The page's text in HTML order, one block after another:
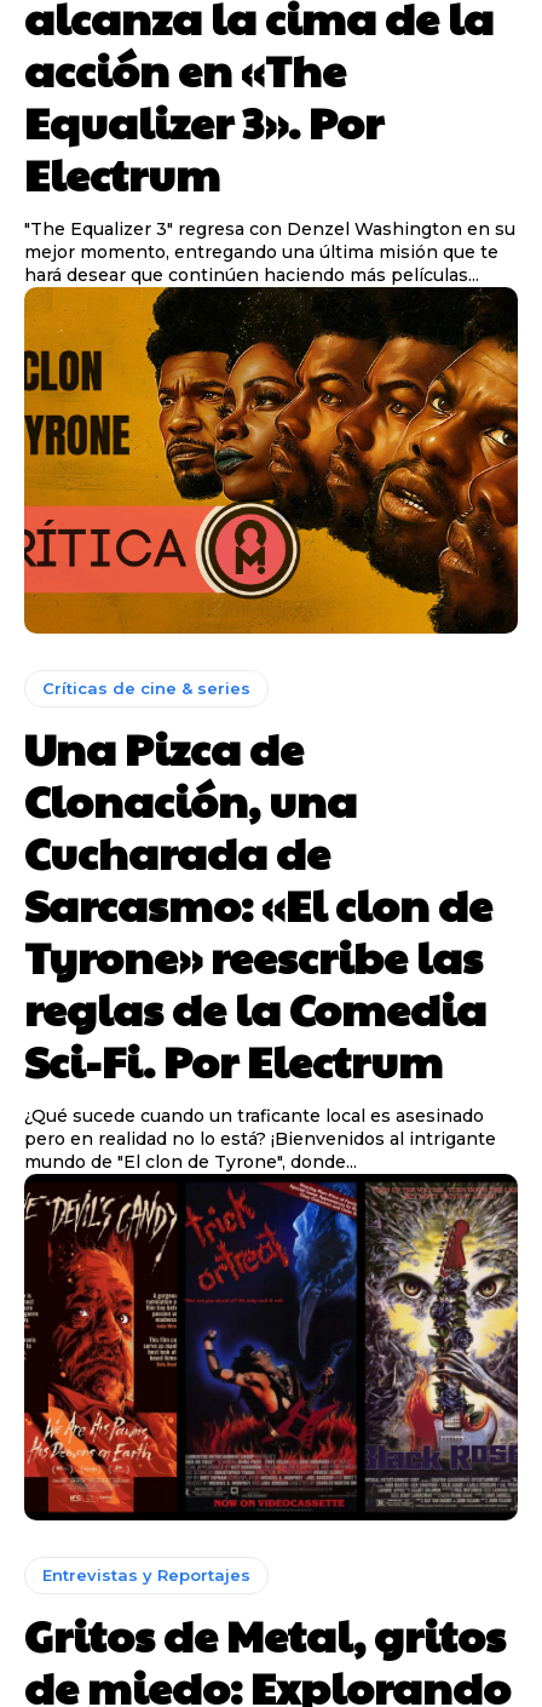
alcanza la cima de la
acción en «The
Equalizer 3». Por
Electrum
"The Equalizer 3" regresa con Denzel Washington en su
mejor momento, entregando una última misión que te
hará desear que continúen haciendo más películas...
Críticas de cine & series
Una Pizca de
Clonación, una
Cucharada de
Sarcasmo: «El clon de
Tyrone» reescribe las
reglas de la Comedia
Sci-Fi. Por Electrum
¿Qué sucede cuando un traficante local es asesinado
pero en realidad no lo está? ¡Bienvenidos al intrigante
mundo de "El clon de Tyrone", donde...
Entrevistas y Reportajes
Gritos de Metal, gritos
de miedo: Explorando